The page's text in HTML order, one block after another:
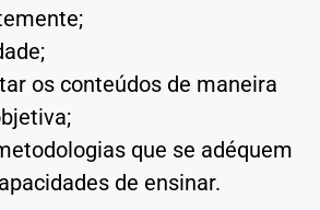
os conteúdos de maneira
que se adéquem
de ensinar.